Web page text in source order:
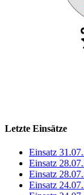
Letzte Einsätze
Einsatz
Einsatz
Einsatz
Einsatz